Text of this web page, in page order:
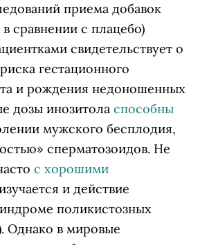
приема добавок
сравнении с плацебо)
свидетельствует о
гестационного
и рождения недоношенных
дозы инозитола способны
мужского бесплодия,
сперматозоидов. Не
с хорошими
и действие
поликистозных
Однако в мировые